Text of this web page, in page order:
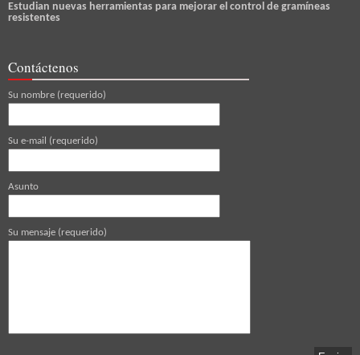
Estudian nuevas herramientas para mejorar el control de gramíneas
resistentes
Contáctenos
Su nombre (requerido)
Su e-mail (requerido)
Asunto
Su mensaje (requerido)